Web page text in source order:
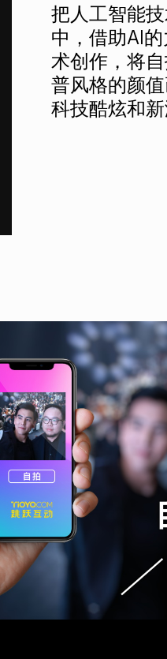
把人工智能
中，借助AI
术创作，将
普风格的颜
科技酷炫和新